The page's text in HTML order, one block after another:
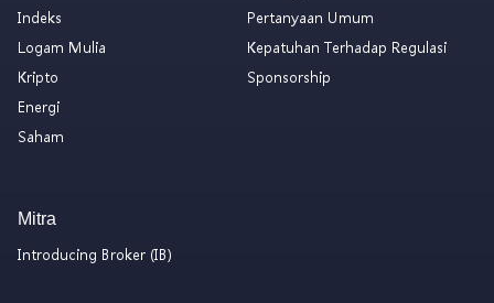
Indeks
Logam Mulia
Kripto
Energi
Saham
Pertanyaan Umum
Kepatuhan Terhadap Regulasi
Sponsorship
Mitra
Introducing Broker (IB)